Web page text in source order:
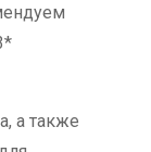
а также